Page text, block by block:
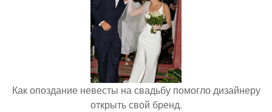
Как опоздание невесты на свадьбу помогло дизайнеру
открыть свой бренд.